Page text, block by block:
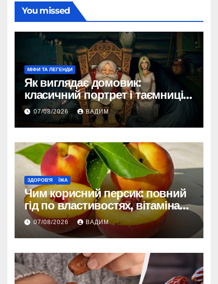
You missed
МІФИ ТА ЛЕГЕНДИ
Як виглядає домовик:
класичний портрет і таємниці
зовнішності
07/08/2026 ВАДИМ
ЗДОРОВ'Я ЇЖА
Чим корисний персик: повний
гід по властивостях, вітамінах і
впливі на організм
07/08/2026 ВАДИМ